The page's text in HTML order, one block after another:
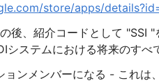
store/apps/
後、紹介コードとして "SSI
システムにおける将来のすべ
ョンメンバーになる - これは